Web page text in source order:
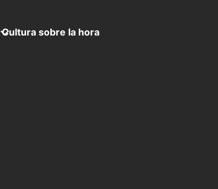
Cultura sobre la hora